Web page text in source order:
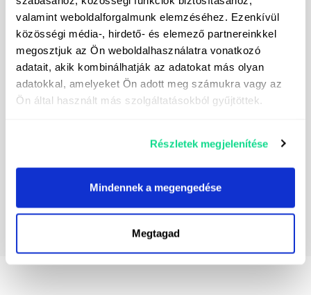
valamint weboldalforgalmunk elemzéséhez. Ezenkívül
közösségi média-, hirdető- és elemező partnereinkkel
megosztjuk az Ön weboldalhasználatra vonatkozó
adatait, akik kombinálhatják az adatokat más olyan
adatokkal, amelyeket Ön adott meg számukra vagy az
Ön által használt más szolgáltatásokból gyűjtöttek.
Részletek megjelenítése
Mindennek a megengedése
Megtagad
Je m'inscris à la newsletter
Je consens au traitement de mes données
personnelles dans le but d'envoyer des messages
de marketing direct. Vous trouverez les coordonnées
du responsable du traitement des donnéesici.